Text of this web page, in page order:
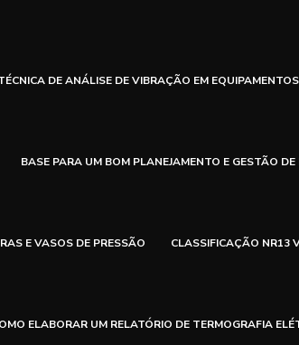
DE ANÁLISE DE VIBRAÇÃO EM
BASE PARA UM BOM PLANEJAMENTO E GESTÃO DE
E VASOS DE PRESSÃO CLASSIFICAÇÃO NR13
ELABORAR UM RELATÓRIO DE TERMOGRAFIA